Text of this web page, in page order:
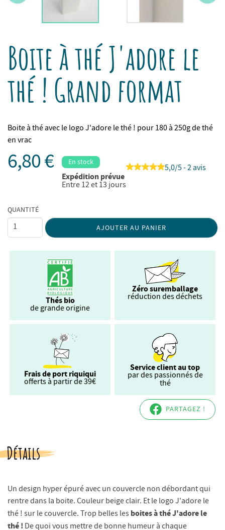
Boite à thé J'adore le
thé ! Grand format
Boite à thé avec le logo J'adore le thé ! pour 180 à 250g de thé
en vrac
6,80 € En stock
Expédition prévue
Entre 12 et 13 jours
5,0/5 - 2 avis
QUANTITÉ
AJOUTER AU PANIER
Thés bio
de grande origine
Zéro suremballage
réduction des déchets
Frais de port riquiqui
offerts à partir de 39€
Service client au top
par des passionnés de
thé
PARTAGEZ !
Détails
Un design hyper épuré avec un couvercle non débordant qui
rentre dans la boite. Couleur beige clair. Et le logo J'adore le
thé ! sur le couvercle. Trop belles les boites à thé J'adore le
thé ! De quoi vous mettre de bonne humeur à chaque